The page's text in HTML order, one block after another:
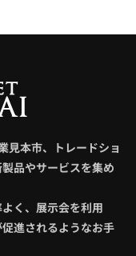
見本市、トレードショ
品やサービスを集め
く、展示会を利用
進されるようなお手